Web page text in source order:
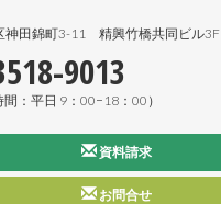
神田錦町3-11 精興竹橋共同ビル3F
9013
間：平日 9：00−18：00）
資料請求
お問合せ